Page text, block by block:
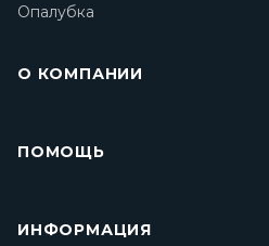
Опалубка
О КОМПАНИИ
ПОМОЩЬ
ИНФОРМАЦИЯ